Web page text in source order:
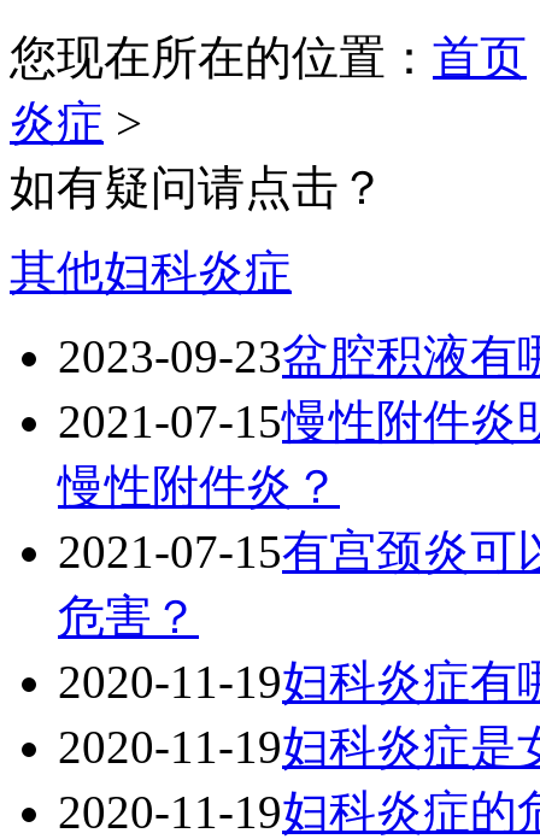
您现在所在的位置： 首页
炎症 >
如有疑问请点击？
其他妇科炎症
2023-09-23盆腔积液有
2021-07-15慢性附件炎
慢性附件炎？
2021-07-15有宫颈炎可
危害？
2020-11-19妇科炎症有
2020-11-19妇科炎症是
2020-11-19妇科炎症的